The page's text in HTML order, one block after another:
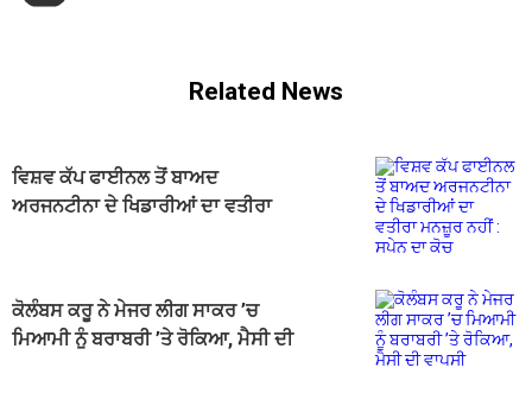
Related News
ਵਿਸ਼ਵ ਕੱਪ ਫਾਈਨਲ ਤੋਂ ਬਾਅਦ
ਅਰਜਨਟੀਨਾ ਦੇ ਖਿਡਾਰੀਆਂ ਦਾ ਵਤੀਰਾ
ਕੋਲੰਬਸ ਕਰੂ ਨੇ ਮੇਜਰ ਲੀਗ ਸਾਕਰ ’ਚ
ਮਿਆਮੀ ਨੂੰ ਬਰਾਬਰੀ ’ਤੇ ਰੋਕਿਆ, ਮੈਸੀ ਦੀ